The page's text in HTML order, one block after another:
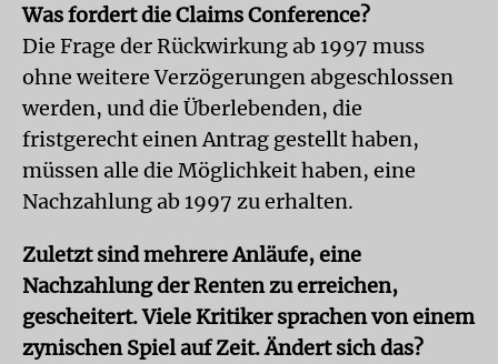
Was fordert die Claims Conference?
Die Frage der Rückwirkung ab 1997 muss
ohne weitere Verzögerungen abgeschlossen
werden, und die Überlebenden, die
fristgerecht einen Antrag gestellt haben,
müssen alle die Möglichkeit haben, eine
Nachzahlung ab 1997 zu erhalten.
Zuletzt sind mehrere Anläufe, eine
Nachzahlung der Renten zu erreichen,
gescheitert. Viele Kritiker sprachen von einem
zynischen Spiel auf Zeit. Ändert sich das?